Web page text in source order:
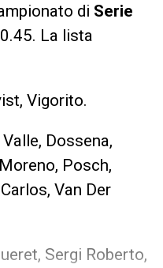
di Serie
La lista
Vigorito.
Dossena,
Posch,
Van Der
Sergi Roberto,